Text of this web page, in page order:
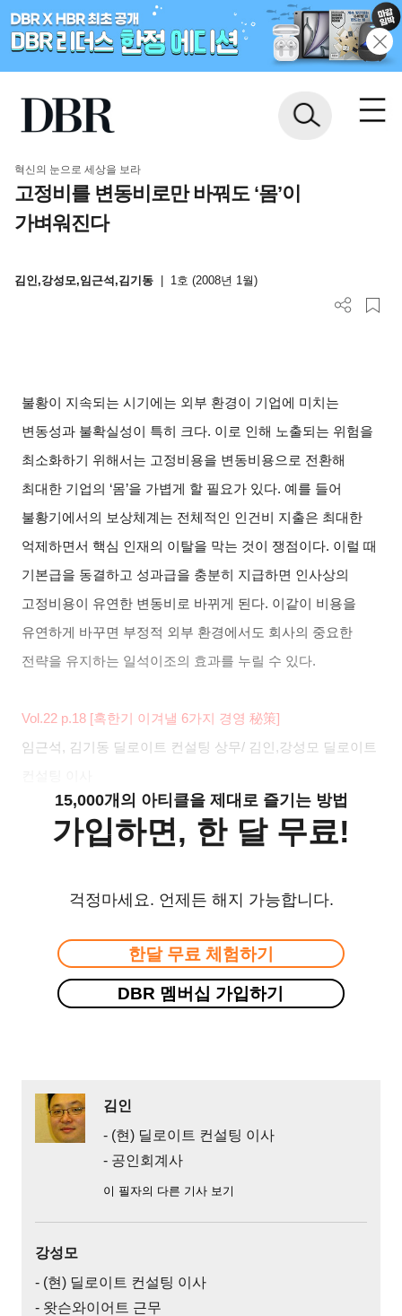
혁신의 눈으로 세상을 보라
고정비를 변동비로만 바꿔도 ‘몸’이
가벼워진다
김인,강성모,임근석,김기동 1호 (2008년 1월)
불황이 지속되는 시기에는 외부 환경이 기업에 미치는
변동성과 불확실성이 특히 크다. 이로 인해 노출되는 위험을
최소화하기 위해서는 고정비용을 변동비용으로 전환해
최대한 기업의 ‘몸’을 가볍게 할 필요가 있다.예를 들어
불황기에서의 보상체계는 전체적인 인건비 지출은 최대한
억제하면서 핵심 인재의 이탈을 막는 것이 쟁점이다. 이럴 때
기본급을 동결하고 성과급을 충분히 지급하면 인사상의
고정비용이 유연한 변동비로 바뀌게 된다. 이같이 비용을
유연하게 바꾸면 부정적 외부 환경에서도 회사의 중요한
전략을 유지하는 일석이조의 효과를 누릴 수 있다.
Vol.22 p.18 [혹한기 이겨낼 6가지 경영秘策]
임근석 , 김기동 딜로이트 컨설팅 상무/ 김인 ,강성모 딜로이트
15,000개의 아티클을 제대로 즐기는 방법
가입하면, 한 달 무료!
걱정마세요. 언제든 해지 가능합니다.
한달 무료 체험하기
DBR 멤버십 가입하기
김인
- (현) 딜로이트 컨설팅 이사
- 공인회계사
이 필자의 다른 기사 보기
강성모
- (현) 딜로이트 컨설팅 이사
- 왓슨와이어트 근무